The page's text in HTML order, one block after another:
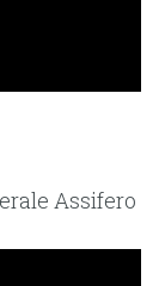
Assifero